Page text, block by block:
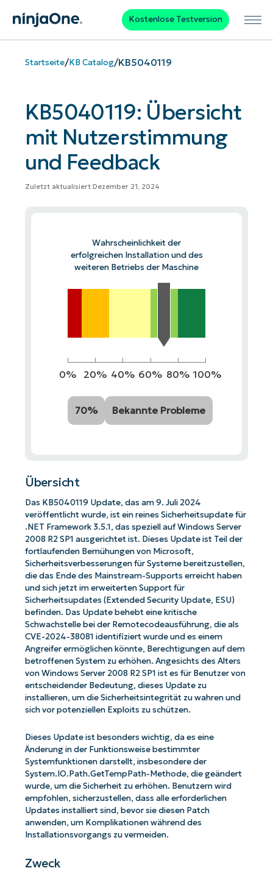
Kostenlose Testversion
Startseite/KB Catalog/KB5040119
KB5040119: Übersicht
mit Nutzerstimmung
und Feedback
Zuletzt aktualisiert Dezember 21, 2024
Wahrscheinlichkeit der
erfolgreichen Installation und des
weiteren Betriebs der Maschine
0% 20% 40% 60% 80% 100%
70% Bekannte Probleme
Übersicht
Das KB5040119 Update, das am 9. Juli 2024
veröffentlicht wurde, ist ein reines Sicherheitsupdate für
.NET Framework 3.5.1, das speziell auf Windows Server
2008 R2 SP1 ausgerichtet ist. Dieses Update ist Teil der
fortlaufenden Bemühungen von Microsoft,
Sicherheitsverbesserungen für Systeme bereitzustellen,
die das Ende des Mainstream-Supports erreicht haben
und sich jetzt im erweiterten Support für
Sicherheitsupdates (Extended Security Update, ESU)
befinden. Das Update behebt eine kritische
Schwachstelle bei der Remotecodeausführung, die als
CVE-2024-38081 identifiziert wurde und es einem
Angreifer ermöglichen könnte, Berechtigungen auf dem
betroffenen System zu erhöhen. Angesichts des Alters
von Windows Server 2008 R2 SP1 ist es für Benutzer von
entscheidender Bedeutung, dieses Update zu
installieren, um die Sicherheitsintegrität zu wahren und
sich vor potenziellen Exploits zu schützen.
Dieses Update ist besonders wichtig, da es eine
Änderung in der Funktionsweise bestimmter
Systemfunktionen darstellt, insbesondere der
System.IO.Path.GetTempPath-Methode, die geändert
wurde, um die Sicherheit zu erhöhen. Benutzern wird
empfohlen, sicherzustellen, dass alle erforderlichen
Updates installiert sind, bevor sie diesen Patch
anwenden, um Komplikationen während des
Installationsvorgangs zu vermeiden.
Zweck